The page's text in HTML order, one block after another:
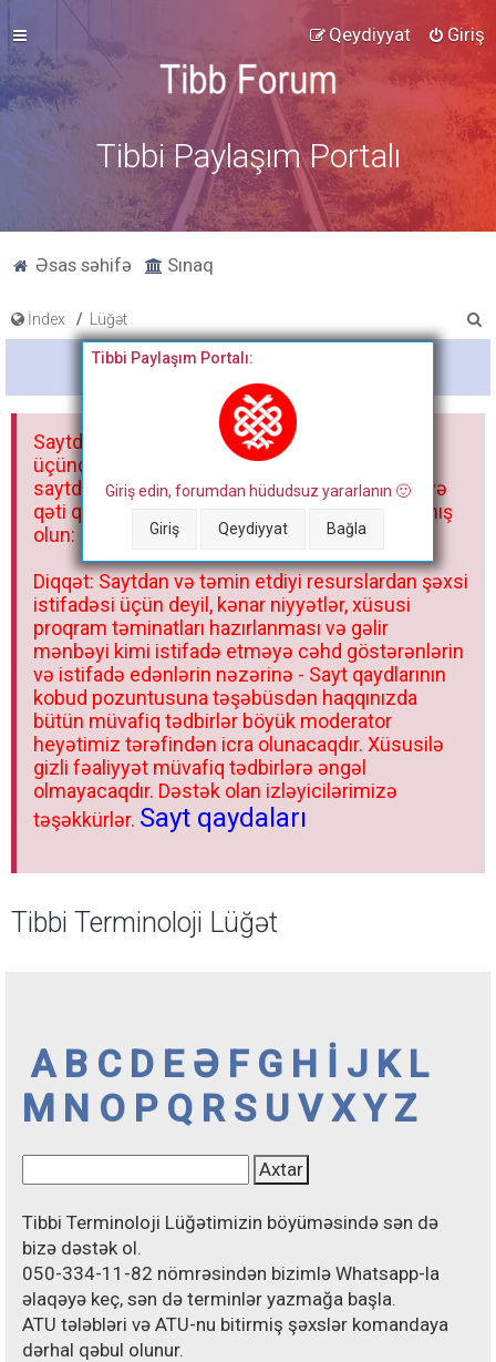
Giriş
Qeydiyyat
Tibbi Paylaşım Portalı
Əsas səhifə Sınaq
İndex Lüğət
a
Bitdi
Tibbi Paylaşım Portalı:
Giriş edin, forumdan hüdudsuz yararlanın 🙂
Giriş Qeydiyyat Bağla
Saytdakı materiallar yalnız fərdi istifadəniz
üçündür. Materialları istisnasız heç bir qrupda,
saytda və sosial şəbəkədə paylaşmaq olmaz və
qəti qadağandır! Forum qaydaları ilə mütləq tanış
olun:
Diqqət: Saytdan və təmin etdiyi resurslardan şəxsi
istifadəsi üçün deyil, kənar niyyətlər, xüsusi
proqram təminatları hazırlanması və gəlir
mənbəyi kimi istifadə etməyə cəhd göstərənlərin
və istifadə edənlərin nəzərinə - Sayt qaydlarının
kobud pozuntusuna təşəbüsdən haqqınızda
bütün müvafiq tədbirlər böyük moderator
heyətimiz tərəfindən icra olunacaqdır. Xüsusilə
gizli fəaliyyət müvafiq tədbirlərə əngəl
olmayacaqdır. Dəstək olan izləyicilərimizə
təşəkkürlər. Sayt qaydaları
Tibbi Terminoloji Lüğət
A B C D E Ə F G H İ J K L
M N O P Q R S U VXYZ
Tibbi Terminoloji Lüğətimizin böyüməsində sən də
bizə dəstək ol.
050-334-11-82 nömrəsindən bizimlə Whatsapp-la
əlaqəyə keç, sən də terminlər yazmağa başla.
ATU tələbləri və ATU-nu bitirmiş şəxslər komandaya
dərhal qəbul olunur.